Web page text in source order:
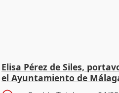
Elisa Pérez de Siles,
el Ayuntamiento de